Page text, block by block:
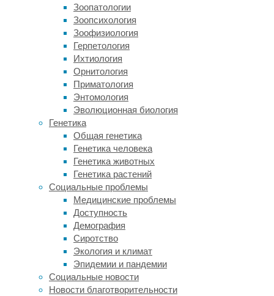
Зоопатологии
Зоопсихология
Зоофизиология
Герпетология
Ихтиология
Орнитология
Приматология
Энтомология
Эволюционная биология
Генетика
Общая генетика
Генетика человека
Генетика животных
Генетика растений
Социальные проблемы
Медицинские проблемы
Доступность
Демография
Сиротство
Экология и климат
Эпидемии и пандемии
Социальные новости
Новости благотворительности
клетки
повреждены
утрачены
результате
травмы
болезни,
результатом
может
стать
слепота.
До
сегодняшнего
момента
медицина
предлагала
использовать
трансплантацию
новой